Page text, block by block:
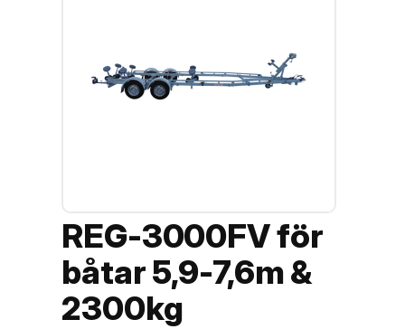
REG-3000FV för
båtar 5,9-7,6m &
2300kg